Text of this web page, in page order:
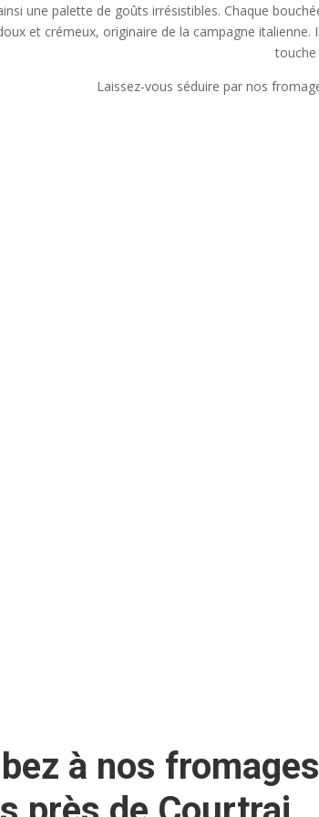
une palette de goûts irrésistibles. Chaque
et crémeux, originaire de la campagne
touche
Laissez-vous séduire par nos
à nos fromages